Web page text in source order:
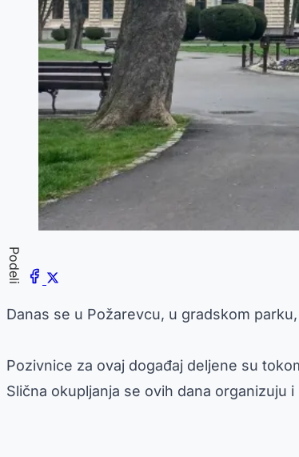
Podeli
Danas se u Požarevcu, u gradskom
Pozivnice za ovaj događaj deljene su
Slična okupljanja se ovih dana organizuju